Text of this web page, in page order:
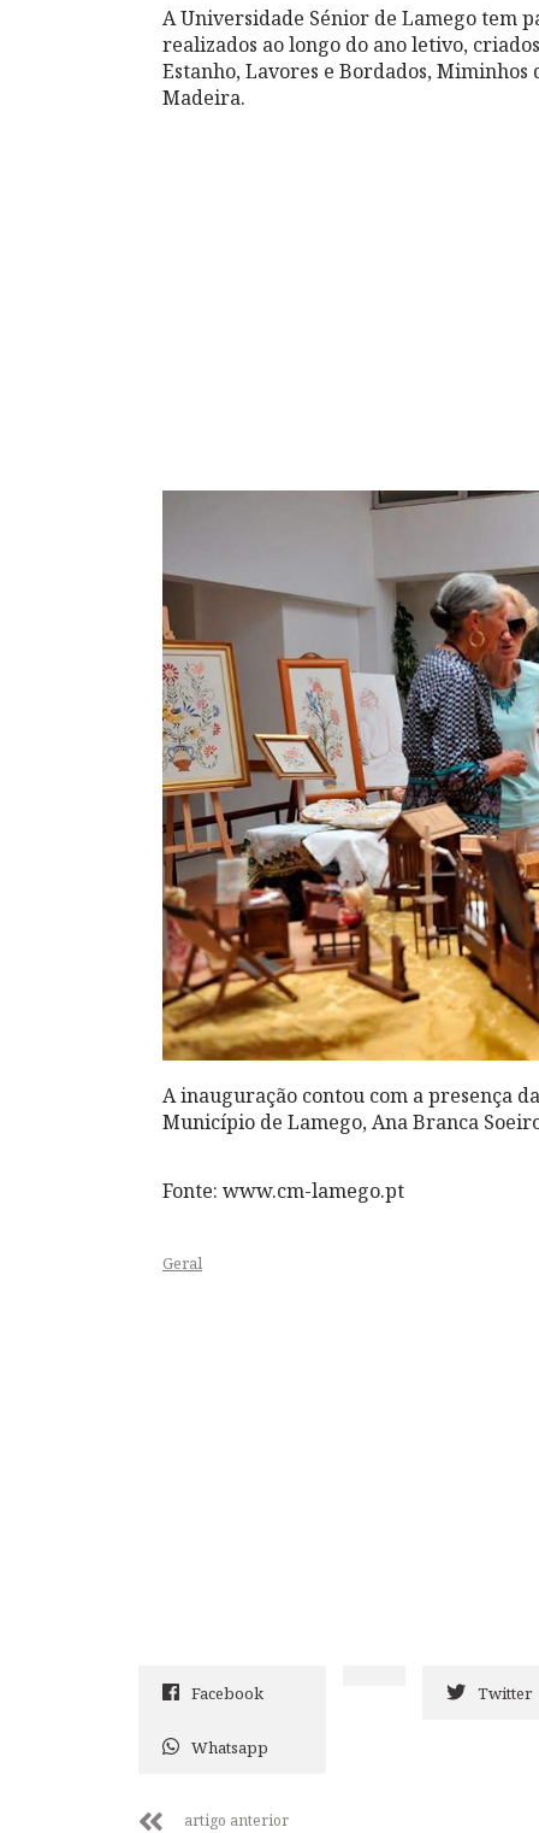
A Universidade Sénior de Lamego tem
realizados ao longo do ano letivo,
Estanho, Lavores e Bordados, Miminhos
Madeira.
A inauguração contou com a presença
Município de Lamego, Ana Branca
Fonte: www.cm-lamego.pt
Geral
Facebook Twitter
Whatsapp
artigo anterior